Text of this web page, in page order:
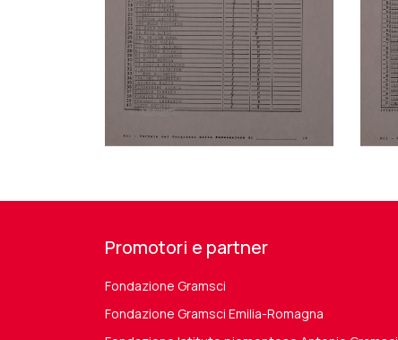
Promotori e partner
Fondazione Gramsci
Fondazione Gramsci Emilia-Romagna